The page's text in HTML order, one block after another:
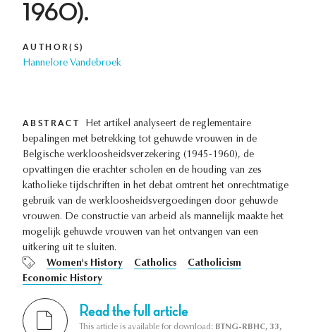
1960).
AUTHOR(S)
Hannelore Vandebroek
ABSTRACT
Het artikel analyseert de reglementaire
bepalingen met betrekking tot gehuwde vrouwen in de
Belgische werkloosheidsverzekering (1945-1960), de
opvattingen die erachter scholen en de houding van zes
katholieke tijdschriften in het debat omtrent het onrechtmatige
gebruik van de werkloosheidsvergoedingen door gehuwde
vrouwen. De constructie van arbeid als mannelijk maakte het
mogelijk gehuwde vrouwen van het ontvangen van een
uitkering uit te sluiten.
Women's History
Catholics
Catholicism
Economic History
Read the full article
This article is available for download: BTNG-RBHC, 33,